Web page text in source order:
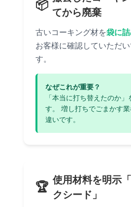
📦
てから廃棄
古いコーキング材を袋に
お客様に確認していただ
す。
なぜこれが重要？
「本当に打ち替えたのか」
す。 増し打ちでごまかす
違いです。
🏆
使用材料を明示
クシード」